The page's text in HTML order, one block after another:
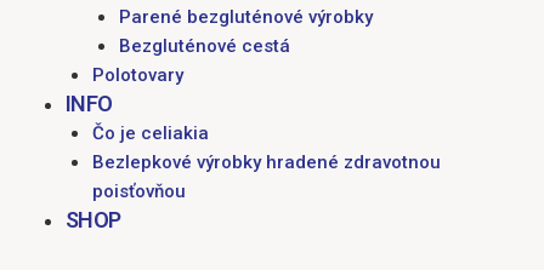
Parené bezgluténové výrobky
Bezgluténové cestá
Polotovary
INFO
Čo je celiakia
Bezlepkové výrobky hradené zdravotnou
poisťovňou
SHOP